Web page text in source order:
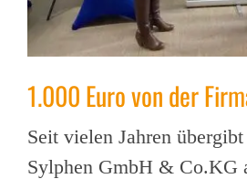
1.000 Euro von der
Seit vielen Jahren
Sylphen GmbH & Co.KG